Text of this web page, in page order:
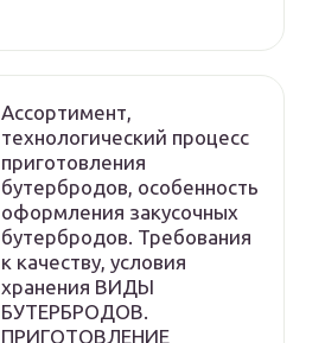
Ассортимент,
технологический процесс
приготовления
бутербродов, особенность
оформления закусочных
бутербродов. Требования
к качеству, условия
хранения ВИДЫ
БУТЕРБРОДОВ.
ПРИГОТОВЛЕНИЕ